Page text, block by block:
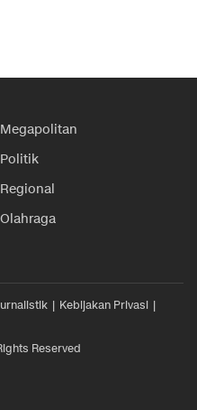
Megapolitan
Politik
Regional
Olahraga
Kebijakan Privasi
Reserved